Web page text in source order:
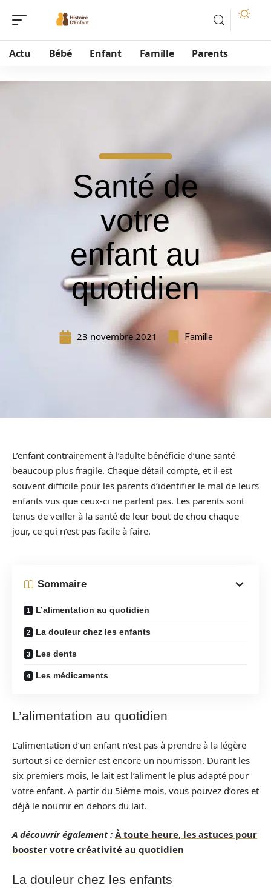
Actu Bébé Enfant Famille Parents
Santé de
votre
enfant au
quotidien
23 novembre 2021 Famille
L’enfant contrairement à l’adulte bénéficie d’une santé
beaucoup plus fragile. Chaque détail compte, et il est
souvent difficile pour les parents d’identifier le mal de leurs
enfants vus que ceux-ci ne parlent pas. Les parents sont
tenus de veiller à la santé de leur bout de chou chaque
jour, ce qui n’est pas facile à faire.
Sommaire
L’alimentation au quotidien
La douleur chez les enfants
Les dents
Les médicaments
L’alimentation au quotidien
L’alimentation d’un enfant n’est pas à prendre à la légère
surtout si ce dernier est encore un nourrisson. Durant les
six premiers mois, le lait est l’aliment le plus adapté pour
votre enfant. A partir du 5ième mois, vous pouvez d’ores et
déjà le nourrir en dehors du lait.
A découvrir également : À toute heure, les astuces pour
booster votre créativité au quotidien
La douleur chez les enfants